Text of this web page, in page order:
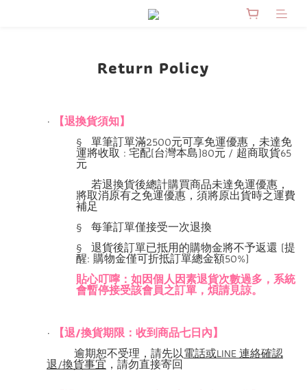
Return Policy
· 【退換貨須知】
§ 單筆訂單滿2500元可享免運優惠，未達免
運將收取 : 宅配(台灣本島)80元/ 超商取貨65
元
若退換貨後總計購買商品未達免運優惠，
將取消原有之免運優惠，須將原出貨時之運費
補足
§ 每筆訂單僅接受一次退換
§ 退貨後訂單已抵用的購物金將不予返還 (提
醒: 購物金僅可折抵訂單總金額50%)
貼心叮嚀：如因個人因素退貨次數過多，系統
會暫停接受該會員之訂單，煩請見諒。
·
【退/換貨期限：收到商品七日內】
逾期恕不受理，請先以電話或LINE連絡確認
退/換貨事宜 ，請勿直接寄回